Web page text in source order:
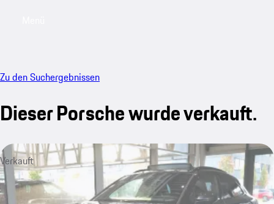
Zu den Suchergebnissen
Dieser Porsche wurde verkauft.
Verkauft